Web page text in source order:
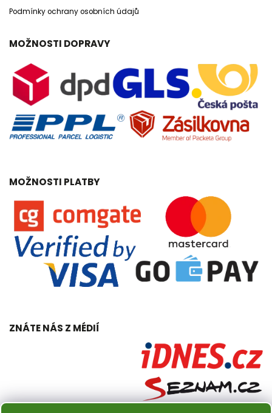
Podmínky ochrany osobních údajů
MOŽNOSTI DOPRAVY
MOŽNOSTI PLATBY
ZNÁTE NÁS Z MÉDIÍ